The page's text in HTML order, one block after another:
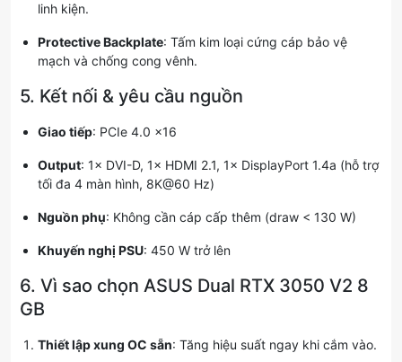
linh kiện.
Protective Backplate: Tấm kim loại cứng cáp bảo vệ
mạch và chống cong vênh.
5. Kết nối & yêu cầu nguồn
Giao tiếp: PCIe 4.0 x16
Output: 1× DVI-D, 1× HDMI 2.1, 1× DisplayPort 1.4a (hỗ trợ
tối đa 4 màn hình, 8K@60 Hz)
Nguồn phụ: Không cần cáp cấp thêm (draw < 130 W)
Khuyến nghị PSU: 450 W trở lên
6. Vì sao chọn ASUS Dual RTX 3050 V2 8
GB
Thiết lập xung OC sẵn: Tăng hiệu suất ngay khi cắm vào.